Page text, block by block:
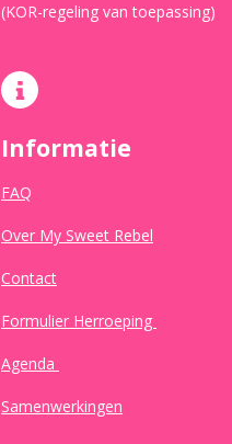
(KOR-regeling van toepassing)
Informatie
FAQ
Over My Sweet Rebel
Contact
Formulier Herroeping
Agenda
Samenwerkingen